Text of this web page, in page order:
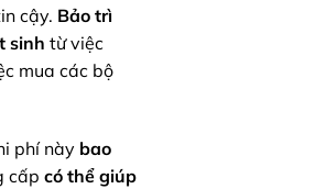
cậy. Bảo trì
sinh từ việc
mua các bộ
phí này bao
cấp có thể giúp